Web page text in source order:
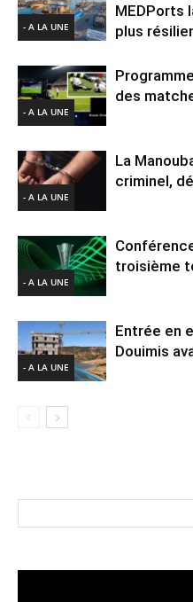
- A LA UNE
MEDPorts
plus
- A LA UNE
des
- A LA UNE
La
criminel,
- A LA UNE
troisième
- A LA UNE
Entrée en
Douimis